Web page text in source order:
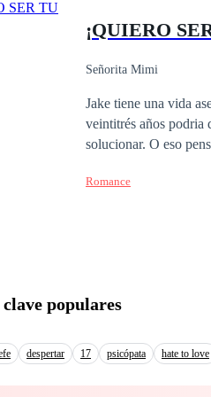
¡QUIERO
Señorita Mimi
Jake tiene una vida
veintitrés años podria desear,
solucionar. O eso pensaba Jake antes de que su padre decidiera obligarlo a buscar empleó de manera
garantizan sus
Romance
populares
despertar 17 psicópata hate to love